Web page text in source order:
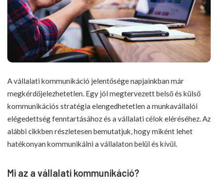
A vállalati kommunikáció jelentősége napjainkban már
megkérdőjelezhetetlen. Egy jól megtervezett belső és külső
kommunikációs stratégia elengedhetetlen a munkavállalói
elégedettség fenntartásához és a vállalati célok eléréséhez. Az
alábbi cikkben részletesen bemutatjuk, hogy miként lehet
hatékonyan kommunikálni a vállalaton belül és kívül.
Mi az a vállalati kommunikáció?